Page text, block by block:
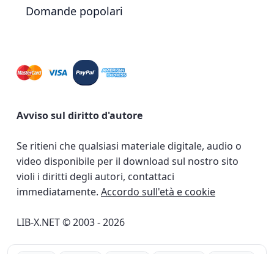
Domande popolari
Avviso sul diritto d'autore
Se ritieni che qualsiasi materiale digitale, audio o
video disponibile per il download sul nostro sito
violi i diritti degli autori, contattaci
immediatamente. Accordo sull'età e cookie
LIB-X.NET © 2003 - 2026